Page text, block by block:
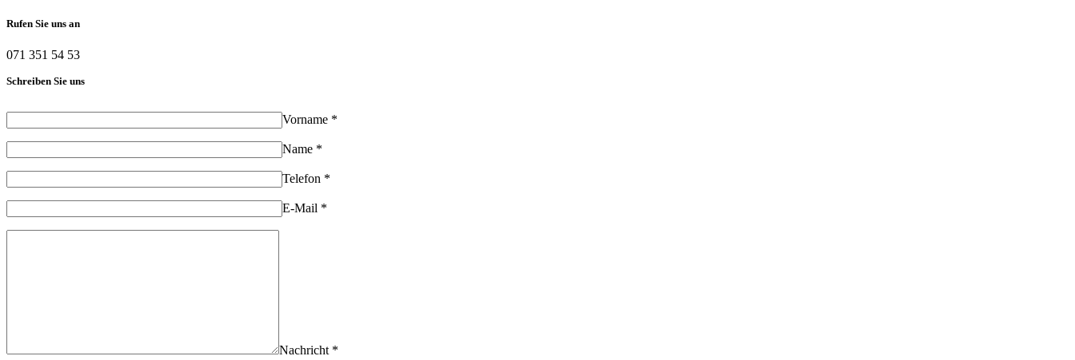
Rufen Sie uns an
071 351 54 53
Schreiben Sie uns
Vorname *
Name *
Telefon *
E-Mail *
Nachricht *